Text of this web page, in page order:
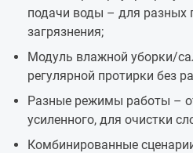
подачи воды – для разных
загрязнения;
Модуль влажной уборки/
регулярной протирки без
Разные режимы работы –
усиленного, для очистки
Комбинированные